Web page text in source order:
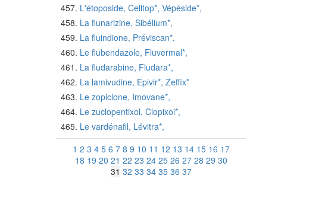
L'étoposide, Celltop*, Vépéside*,
La flunarizine, Sibélium*,
La fluindione, Préviscan*,
Le flubendazole, Fluvermal*,
La fludarabine, Fludara*,
La lamivudine, Epivir*, Zeffix*
Le zopiclone, Imovane*,
Le zuclopentixol, Clopixol*,
Le vardénafil, Lévitra*,
1 2 3 4 5 6 7 8 9 10 11 12 13 14 15 16 17
18 19 20 21 22 23 24 25 26 27 28 29 30
31 32 33 34 35 36 37